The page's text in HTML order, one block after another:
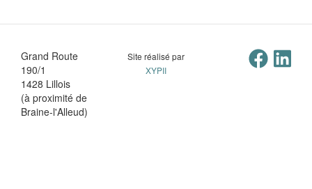
Grand Route
190/1
1428 Lillois
(à proximité de
Braine-l'Alleud)
Site réalisé par
XYPII